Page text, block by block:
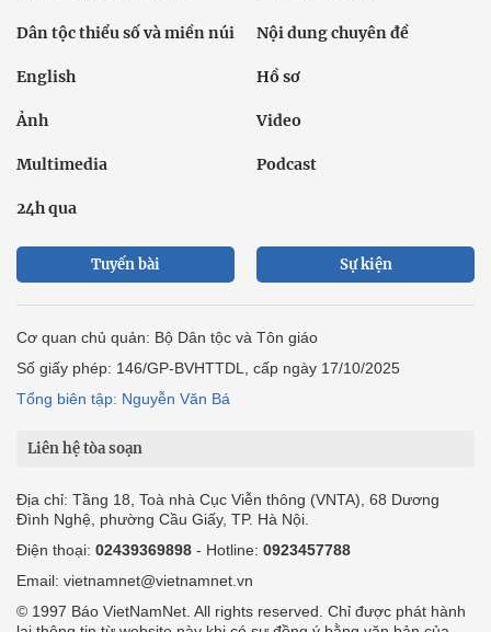
Dân tộc thiểu số và miền núi Nội dung chuyên đề
English Hồ sơ
Ảnh Video
Multimedia Podcast
24h qua
Tuyến bài Sự kiện
Cơ quan chủ quản: Bộ Dân tộc và Tôn giáo
Số giấy phép: 146/GP-BVHTTDL, cấp ngày 17/10/2025
Tổng biên tập: Nguyễn Văn Bá
Liên hệ tòa soạn
Địa chỉ: Tầng 18, Toà nhà Cục Viễn thông (VNTA), 68 Dương
Đình Nghệ, phường Cầu Giấy, TP. Hà Nội.
Điện thoại: 02439369898 - Hotline: 0923457788
Email: vietnamnet@vietnamnet.vn
© 1997 Báo VietNamNet. All rights reserved. Chỉ được phát hành